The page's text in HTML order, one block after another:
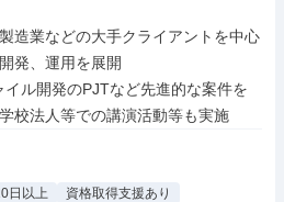
造業などの大手クライアントを中心
発、運用を展開
ル開発のPJTなど先進的な案件を
校法人等での講演活動等も実施
日以上
資格取得支援あり